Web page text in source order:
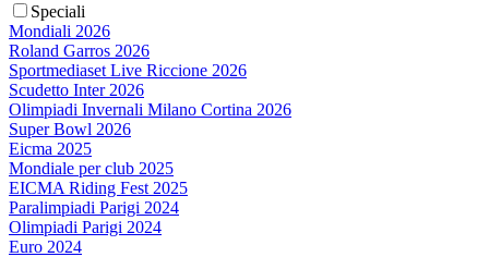
Speciali
Mondiali 2026
Roland Garros 2026
Sportmediaset Live Riccione 2026
Scudetto Inter 2026
Olimpiadi Invernali Milano Cortina 2026
Super Bowl 2026
Eicma 2025
Mondiale per club 2025
EICMA Riding Fest 2025
Paralimpiadi Parigi 2024
Olimpiadi Parigi 2024
Euro 2024